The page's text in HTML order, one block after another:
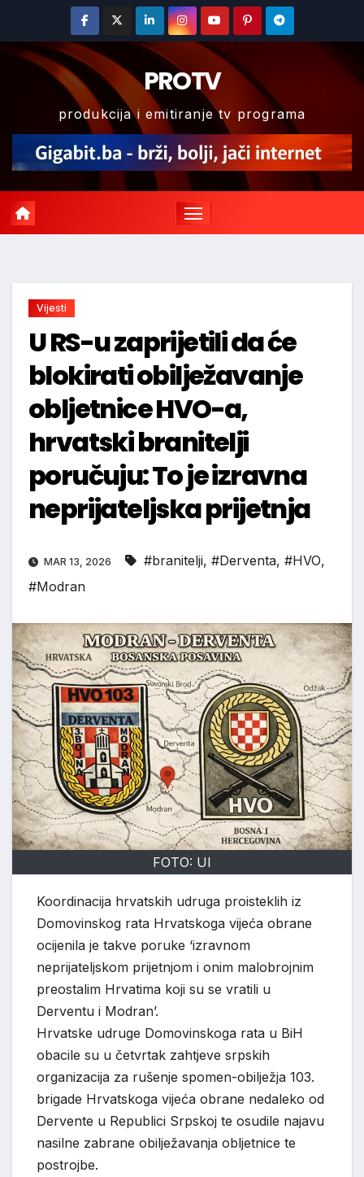
content
PROTV
produkcija i emitiranje tv programa
Vijesti
U RS-u zaprijetili da će
blokirati obilježavanje
obljetnice HVO-a,
hrvatski branitelji
poručuju: To je izravna
neprijateljska prijetnja
MAR 13, 2026 #branitelji, #Derventa, #HVO,
#Modran
FOTO: UI
Koordinacija hrvatskih udruga proisteklih iz
Domovinskog rata Hrvatskoga vijeća obrane
ocijenila je takve poruke ‘izravnom
neprijateljskom prijetnjom i onim malobrojnim
preostalim Hrvatima koji su se vratili u
Derventu i Modran’.
Hrvatske udruge Domovinskoga rata u BiH
obacile su u četvrtak zahtjeve srpskih
organizacija za rušenje spomen-obilježja 103.
brigade Hrvatskoga vijeća obrane nedaleko od
Dervente u Republici Srpskoj te osudile najavu
nasilne zabrane obilježavanja obljetnice te
postrojbe.